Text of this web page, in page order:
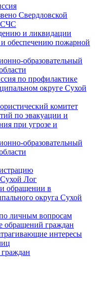
Свердловской
и ликвидации
обеспечению пожарной
образовательный
по профилактике
округе Сухой
комитет
по эвакуации и
при угрозе и
образовательный
Лог
обращении в
округа Сухой
личным вопросам
обращений граждан
интересы